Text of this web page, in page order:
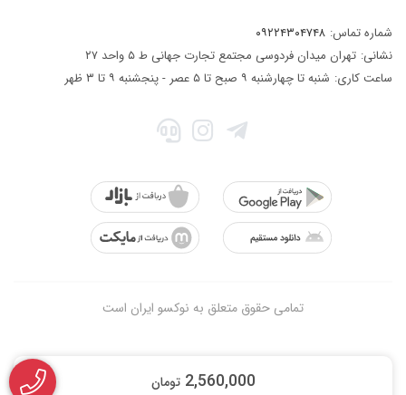
2,560,000 تومان
شماره تماس: ۰۹۲۲۴۳۰۴۷۴۸
نشانی: تهران میدان فردوسی مجتمع تجارت جهانی ط ۵ واحد ۲۷
ساعت کاری: شنبه تا چهارشنبه ۹ صبح تا ۵ عصر - پنجشنبه ۹ تا ۳ ظهر
تمامی حقوق متعلق به نوکسو ایران است